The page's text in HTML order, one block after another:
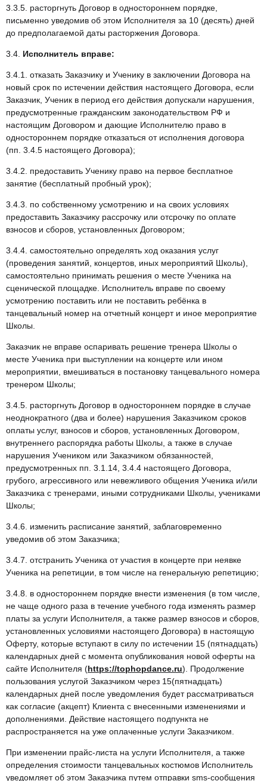
3.3.5. расторгнуть Договор в одностороннем порядке,
письменно уведомив об этом Исполнителя за 10 (десять) дней
до предполагаемой даты расторжения Договора.
3.4. Исполнитель вправе:
3.4.1. отказать Заказчику и Ученику в заключении Договора на
новый срок по истечении действия настоящего Договора, если
Заказчик, Ученик в период его действия допускали нарушения,
предусмотренные гражданским законодательством РФ и
настоящим Договором и дающие Исполнителю право в
одностороннем порядке отказаться от исполнения договора
(пп. 3.4.5 настоящего Договора);
3.4.2. предоставить Ученику право на первое бесплатное
занятие (бесплатный пробный урок);
3.4.3. по собственному усмотрению и на своих условиях
предоставить Заказчику рассрочку или отсрочку по оплате
взносов и сборов, установленных Договором;
3.4.4. самостоятельно определять ход оказания услуг
(проведения занятий, концертов, иных мероприятий Школы),
самостоятельно принимать решения о месте Ученика на
сценической площадке. Исполнитель вправе по своему
усмотрению поставить или не поставить ребёнка в
танцевальный номер на отчетный концерт и иное мероприятие
Школы.
Заказчик не вправе оспаривать решение тренера Школы о
месте Ученика при выступлении на концерте или ином
мероприятии, вмешиваться в постановку танцевального номера
тренером Школы;
3.4.5. расторгнуть Договор в одностороннем порядке в случае
неоднократного (два и более) нарушения Заказчиком сроков
оплаты услуг, взносов и сборов, установленных Договором,
внутреннего распорядка работы Школы, а также в случае
нарушения Учеником или Заказчиком обязанностей,
предусмотренных пп. 3.1.14, 3.4.4 настоящего Договора,
грубого, агрессивного или невежливого общения Ученика и/или
Заказчика с тренерами, иными сотрудниками Школы, учениками
Школы;
3.4.6. изменить расписание занятий, заблаговременно
уведомив об этом Заказчика;
3.4.7. отстранить Ученика от участия в концерте при неявке
Ученика на репетиции, в том числе на генеральную репетицию;
3.4.8. в одностороннем порядке внести изменения (в том числе,
не чаще одного раза в течение учебного года изменять размер
платы за услуги Исполнителя, а также размер взносов и сборов,
установленных условиями настоящего Договора) в настоящую
Оферту, которые вступают в силу по истечении 15 (пятнадцать)
календарных дней с момента опубликования новой оферты на
сайте Исполнителя (https://tophopdance.ru). Продолжение
пользования услугой Заказчиком через 15(пятнадцать)
календарных дней после уведомления будет рассматриваться
как согласие (акцепт) Клиента с внесенными изменениями и
дополнениями. Действие настоящего подпункта не
распространяется на уже оплаченные услуги Заказчиком.
При изменении прайс-листа на услуги Исполнителя, а также
определения стоимости танцевальных костюмов Исполнитель
уведомляет об этом Заказчика путем отправки sms-сообщения